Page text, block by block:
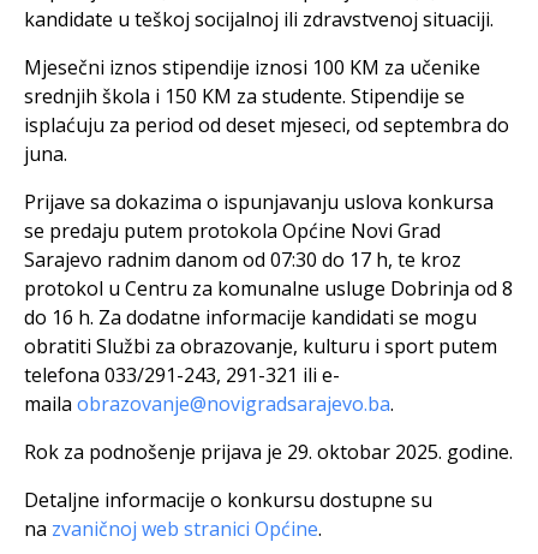
kandidate u teškoj socijalnoj ili zdravstvenoj situaciji.
Mjesečni iznos stipendije iznosi 100 KM za učenike
srednjih škola i 150 KM za studente. Stipendije se
isplaćuju za period od deset mjeseci, od septembra do
juna.
Prijave sa dokazima o ispunjavanju uslova konkursa
se predaju putem protokola Općine Novi Grad
Sarajevo radnim danom od 07:30 do 17 h, te kroz
protokol u Centru za komunalne usluge Dobrinja od 8
do 16 h. Za dodatne informacije kandidati se mogu
obratiti Službi za obrazovanje, kulturu i sport putem
telefona 033/291-243, 291-321 ili e-
maila obrazovanje@novigradsarajevo.ba.
Rok za podnošenje prijava je 29. oktobar 2025. godine.
Detaljne informacije o konkursu dostupne su
na zvaničnoj web stranici Općine.